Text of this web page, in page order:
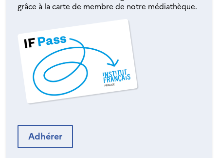
grâce à la carte de membre de notre médiathèque.
Adhérer